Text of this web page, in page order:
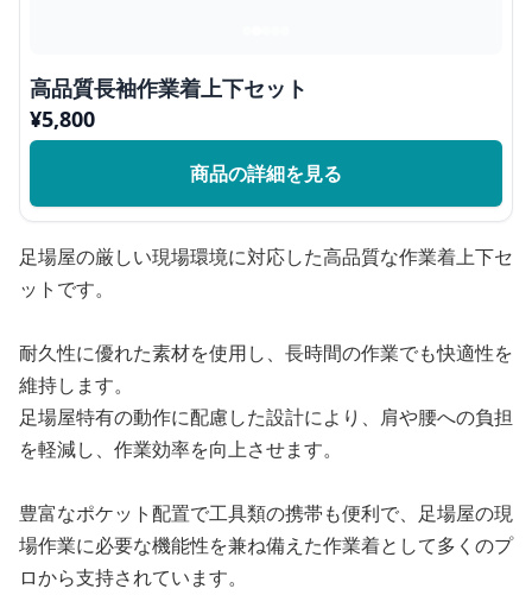
高品質長袖作業着上下セット
¥5,800
商品の詳細を見る
足場屋の厳しい現場環境に対応した高品質な作業着上下セ
ットです。
耐久性に優れた素材を使用し、長時間の作業でも快適性を
維持します。
足場屋特有の動作に配慮した設計により、肩や腰への負担
を軽減し、作業効率を向上させます。
豊富なポケット配置で工具類の携帯も便利で、足場屋の現
場作業に必要な機能性を兼ね備えた作業着として多くのプ
ロから支持されています。